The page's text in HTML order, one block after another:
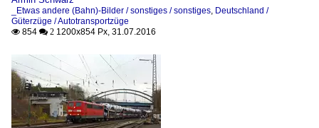
_Etwas andere (Bahn)-Bilder / sonstiges / sonstiges, Deutschland /
Güterzüge / Autotransportzüge
 854  2 1200x854 Px, 31.07.2016